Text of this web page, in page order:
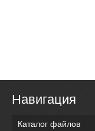
Навигация
Каталог файлов